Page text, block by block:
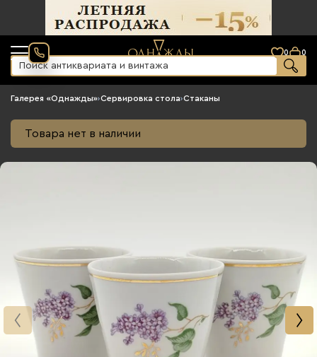
0 0
Галерея «Однажды»›Сервировка стола›Стаканы
Товара нет в наличии